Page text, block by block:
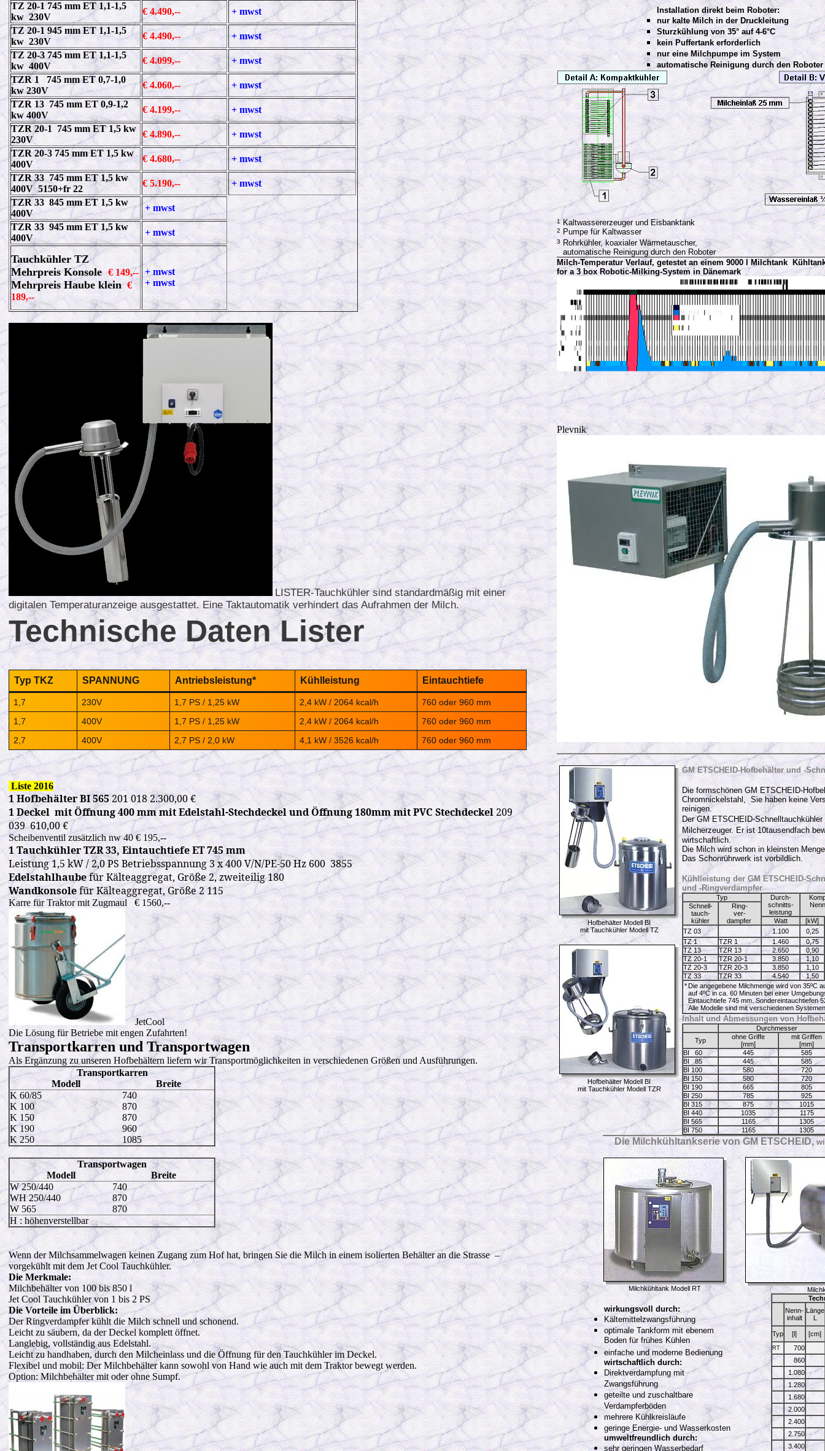
TZ 20-1 745 mm ET 1,1-1,5
kw 230V
€ 4.490,--
+ mwst
TZ 20-1 945 mm ET 1,1-1,5
kw 230V
€ 4.490,--
+ mwst
TZ 20-3 745 mm ET 1,1-1,5
kw 400V
€ 4.099,--
+ mwst
TZR 1 745 mm ET 0,7-1,0
kw 230V
€ 4.060,--
+ mwst
TZR 13 745 mm ET 0,9-1,2
kw 400V
€ 4.199,--
+ mwst
TZR 20-1 745 mm ET 1,5 kw
230V
€ 4.890,--
+ mwst
TZR 20-3 745 mm ET 1,5 kw
400V
€ 4.680,--
+ mwst
TZR 33 745 mm ET 1,5 kw
400V 5150+fr 22
€ 5.190,--
+ mwst
TZR 33 845 mm ET 1,5 kw
400V
+ mwst
TZR 33 945 mm ET 1,5 kw
400V
+ mwst
Tauchkühler TZ
Mehrpreis Konsole€ 149,--
Mehrpreis Haube klein€
189,--
+ mwst
+ mwst
LISTER-Tauchkühler sind standardmäßig mit einer
digitalen Temperaturanzeige ausgestattet. Eine Taktautomatik verhindert das Aufrahmen der Milch.
Technische Daten Lister
Typ TKZ SPANNUNG Antriebsleistung* Kühlleistung Eintauchtiefe
1,7 230V 1,7 PS / 1,25 kW 2,4 kW / 2064 kcal/h
760 oder 960 mm
1,7
400V 1,7 PS / 1,25 kW 2,4 kW / 2064 kcal/h
760 oder 960 mm
2,7
400V 2,7 PS / 2,0 kW 4,1 kW / 3526 kcal/h 760 oder 960 mm
Liste 2016
1 Hofbehälter BI 565201 018 2.300,00 €
1 Deckel mit Öffnung 400 mm mit Edelstahl-Stechdeckel und Öffnung 180mm mit PVC Stechdeckel209
039 610,00 €
Scheibenventil zusätzlich nw 40 € 195,--
1 Tauchkühler TZR 33, Eintauchtiefe ET 745 mm
Leistung 1,5 kW / 2,0 PS Betriebsspannung 3 x 400 V/N/PE-50 Hz 600 3855
Edelstahlhaubefür Kälteaggregat, Größe 2, zweiteilig 180
Wandkonsolefür Kälteaggregat, Größe 2 115
Karre für Traktor mit Zugmaul € 1560,--
JetCool
Die Lösung für Betriebe mit engen Zufahrten!
Transportkarren und Transportwagen
Als Ergänzung zu unseren Hofbehältern liefern wir Transportmöglichkeiten in verschiedenen Größen und Ausführungen.
Transportkarren
Modell
Breite
K 60/85
740
K 100
870
K 150
870
K 190
960
K 250
1085
Transportwagen
Modell
Breite
W 250/440
740
WH 250/440
870
W 565
870
H : höhenverstellbar
Wenn der Milchsammelwagen keinen Zugang zum Hof hat, bringen Sie die Milch in einem isolierten Behälter an die Strasse –
vorgekühlt mit dem Jet Cool Tauchkühler.
Die Merkmale:
Milchbehälter von 100 bis 850 l
Jet Cool Tauchkühler von 1 bis 2 PS
Die Vorteile im Überblick:
Der Ringverdampfer kühlt die Milch schnell und schonend.
Leicht zu säubern, da der Deckel komplett öffnet.
Langlebig, vollständig aus Edelstahl.
Leicht zu handhaben, durch den Milcheinlass und die Öffnung für den Tauchkühler im Deckel.
Flexibel und mobil: Der Milchbehälter kann sowohl von Hand wie auch mit dem Traktor bewegt werden.
Option: Milchbehälter mit oder ohne Sumpf.
Installation direkt beim Roboter:
nur kalte Milch in der Druckleitung
Sturzkühlung von 35° auf 4-6°C
kein Puffertank erforderlich
nur eine Milchpumpe im System
automatische Reinigung durch den Roboter
1 Kaltwassererzeuger und Eisbanktank
2 Pumpe für Kaltwasser
3 Rohrkühler, koaxialer Wärmetauscher,
automatische Reinigung durch den Roboter
Milch-Temperatur Verlauf, getestet an einem 9000 l Milchtank
for a 3 box Robotic-Milking-System in Dänemark
Plevnik
Hofbehälter Modell BI
mit Tauchkühler Modell TZ
Hofbehälter Modell BI
mit Tauchkühler Modell TZR
GM ETSCHEID-Hofbehälter und -
Die formschönen GM ETSCHEID-
Chromnickelstahl, Sie haben keine
reinigen.
Der GM ETSCHEID-
Milcherzeuger. Er ist 10tausendfach
wirtschaftlich.
Die Milch wird schon in kleinsten
Das Schonrührwerk ist vorbildlich.
Kühlleistung der GM ETSCHEID-
und -Ringverdampfer
Typ
Durch-
schnitts-
leistung
Schnell-
tauch-
kühler
Ring-
ver-
dampfer
Watt
[kW]
TZ 03
1.100
0,25
TZ 1
TZR 1 1.460
0,75
TZ 13
TZR 13 2.650
0,90
TZ 20-1
TZR 20-1 3.850
1,10
TZ 20-3
TZR 20-3 3.850
1,10
TZ 33
TZR 33 4.540
1,50
*Die angegebene Milchmenge wird von 35ºC
auf 4ºC in ca. 60 Minuten bei einer
Eintauchtiefe 745 mm. Sondereintauchtiefen
Alle Modelle sind mit verschiedenen
Inhalt und Abmessungen von
Durchmesser
Typ
ohne Griffe
[mm]
mit Griffen
[mm]
BI 60
445
585
BI 85
445
585
BI 100
580
720
BI 150
580
720
BI 190
665
805
BI 250
785
925
BI 315
875
1015
BI 440
1035
1175
BI 565
1165
1305
BI 750
1165 1305
Die Milchkühltankserie von GM ETSCHEID,
Milchkühltank Modell RT
wirkungsvoll durch:
Kältemittelzwangsführung
optimale Tankform mit ebenem
Boden für frühes Kühlen
einfache und moderne Bedienung
wirtschaftlich durch:
Direktverdampfung mit
Zwangsführung
geteilte und zuschaltbare
Verdampferböden
mehrere Kühlkreisläufe
geringe Energie- und Wasserkosten
umweltfreundlich durch:
sehr geringen Wasserbedarf
Nenn-
inhalt
Länge
L
Typ [l] [cm]
RT
700
860
1.080
1.280
1.680
2.000
2.400
2.750
3.400